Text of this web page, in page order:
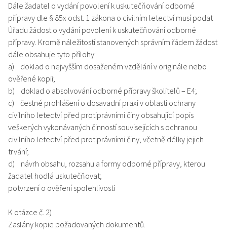
Dále žadatel o vydání povolení k uskutečňování odborné
přípravy dle § 85x odst. 1 zákona o civilním letectví musí podat
Úřadu žádost o vydání povolení k uskutečňování odborné
přípravy. Kromě náležitostí stanovených správním řádem žádost
dále obsahuje tyto přílohy:
a) doklad o nejvyšším dosaženém vzdělání v originále nebo
ověřené kopii;
b) doklad o absolvování odborné přípravy školitelů – E4;
c) čestné prohlášení o dosavadní praxi v oblasti ochrany
civilního letectví před protiprávními činy obsahující popis
veškerých vykonávaných činností souvisejících s ochranou
civilního letectví před protiprávními činy, včetně délky jejich
trvání;
d) návrh obsahu, rozsahu a formy odborné přípravy, kterou
žadatel hodlá uskutečňovat;
potvrzení o ověření spolehlivosti
K otázce č. 2)
Zaslány kopie požadovaných dokumentů.